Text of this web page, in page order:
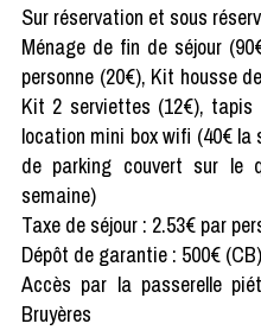
Sur réservation et sous
Ménage de fin de séjour
personne (20€), Kit housse
Kit 2 serviettes (12€),
location mini box wifi (40€
de parking couvert sur le
semaine)
Taxe de séjour : 2.53€ par
Dépôt de garantie : 500€ (CB)
Accès par la passerelle
Bruyères